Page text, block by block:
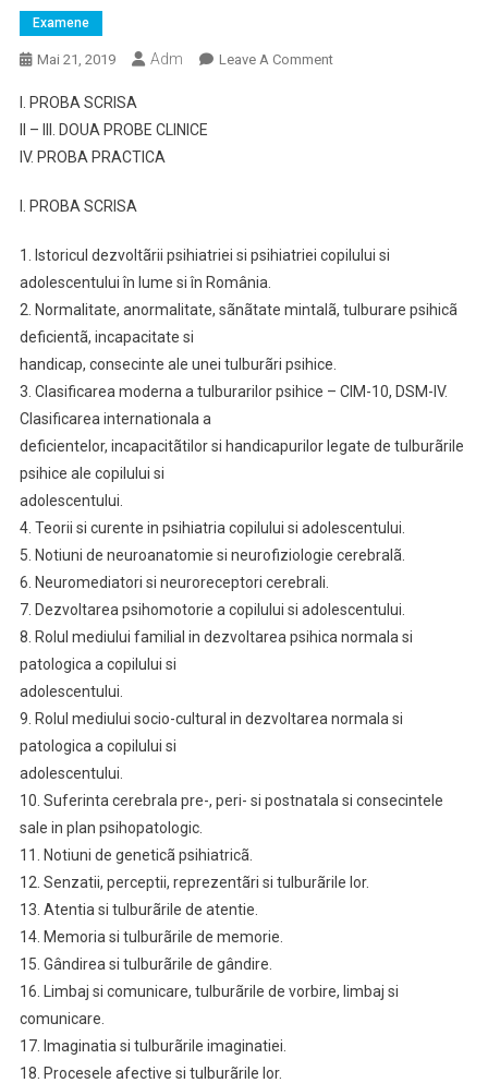
Examene
Mai 21, 2019 Adm Leave A CommentOn
PSIHIATRIE
I. PROBA SCRISA
II – III. DOUA PROBE CLINICE
IV. PROBA PRACTICA
I. PROBA SCRISA
1. Istoricul dezvoltãrii psihiatriei si psihiatriei copilului si
adolescentului în lume si în România.
2. Normalitate, anormalitate, sãnãtate mintalã, tulburare psihicã
deficientã, incapacitate si
handicap, consecinte ale unei tulburãri psihice.
3. Clasificarea moderna a tulburarilor psihice – CIM-10, DSM-IV.
Clasificarea internationala a
deficientelor, incapacitãtilor si handicapurilor legate de tulburãrile
psihice ale copilului si
adolescentului.
4. Teorii si curente in psihiatria copilului si adolescentului.
5. Notiuni de neuroanatomie si neurofiziologie cerebralã.
6. Neuromediatori si neuroreceptori cerebrali.
7. Dezvoltarea psihomotorie a copilului si adolescentului.
8. Rolul mediului familial in dezvoltarea psihica normala si
patologica a copilului si
adolescentului.
9. Rolul mediului socio-cultural in dezvoltarea normala si
patologica a copilului si
adolescentului.
10. Suferinta cerebrala pre-, peri- si postnatala si consecintele
sale in plan psihopatologic.
11. Notiuni de geneticã psihiatricã.
12. Senzatii, perceptii, reprezentãri si tulburãrile lor.
13. Atentia si tulburãrile de atentie.
14. Memoria si tulburãrile de memorie.
15. Gândirea si tulburãrile de gândire.
16. Limbaj si comunicare, tulburãrile de vorbire, limbaj si
comunicare.
17. Imaginatia si tulburãrile imaginatiei.
18. Procesele afective si tulburãrile lor.